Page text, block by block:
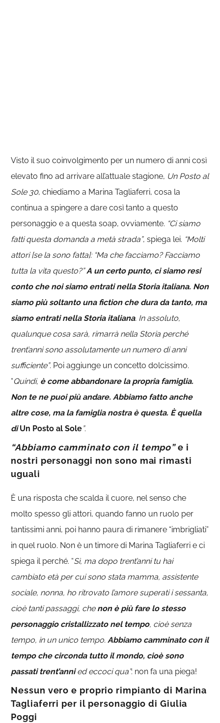
Visto il suo coinvolgimento per un numero di anni così
elevato fino ad arrivare all’attuale stagione, Un Posto al
Sole 30, chiediamo a Marina Tagliaferri, cosa la
continua a spingere a dare così tanto a questo
personaggio e a questa soap, ovviamente. “Ci siamo
fatti questa domanda a metà strada”, spiega lei. “Molti
attori [se la sono fatta]: “Ma che facciamo? Facciamo
tutta la vita questo?”A un certo punto, ci siamo resi
conto che noi siamo entrati nella Storia italiana. Non
siamo più soltanto una fiction che dura da tanto, ma
siamo entrati nella Storia italiana. In assoluto,
qualunque cosa sarà, rimarrà nella Storia perché
trent’anni sono assolutamente un numero di anni
sufficiente”. Poi aggiunge un concetto dolcissimo.
“Quindi, è come abbandonare la propria famiglia.
Non te ne puoi più andare. Abbiamo fatto anche
altre cose, ma la famiglia nostra è questa. È quella
diUn Posto al Sole”.
“Abbiamo camminato con il tempo”e i
nostri personaggi non sono mai rimasti
uguali
È una risposta che scalda il cuore, nel senso che
molto spesso gli attori, quando fanno un ruolo per
tantissimi anni, poi hanno paura di rimanere “imbrigliati”
in quel ruolo. Non è un timore di Marina Tagliaferri e ci
spiega il perché. “Sì, ma dopo trent’anni tu hai
cambiato età per cui sono stata mamma, assistente
sociale, nonna, ho ritrovato l’amore superati i sessanta,
cioè tanti passaggi, che non è più fare lo stesso
personaggio cristallizzato nel tempo, cioè senza
tempo, in un unico tempo.Abbiamo camminato con il
tempo che circonda tutto il mondo, cioè sono
passati trent’annied eccoci qua”: non fa una piega!
Nessun vero e proprio rimpianto di Marina
Tagliaferri per il personaggio di Giulia
Poggi